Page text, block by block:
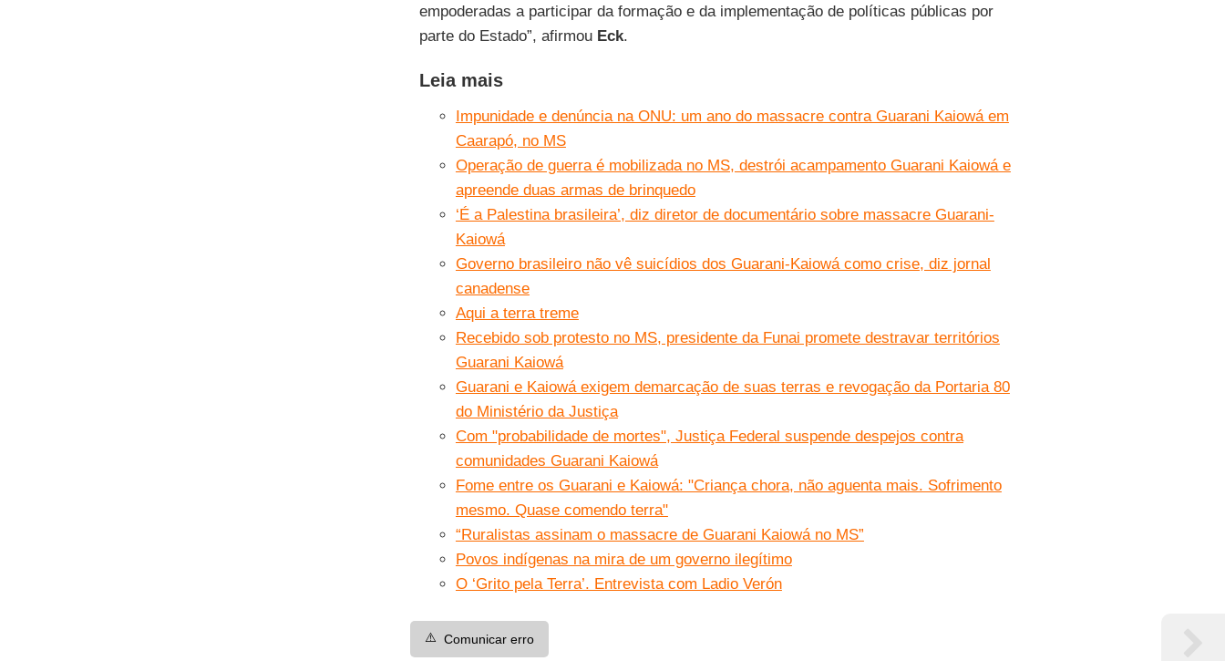
empoderadas a participar da formação e da implementação de políticas públicas por
parte do Estado”, afirmou Eck.
Leia mais
Impunidade e denúncia na ONU: um ano do massacre contra Guarani Kaiowá em
Caarapó, no MS
Operação de guerra é mobilizada no MS, destrói acampamento Guarani Kaiowá e
apreende duas armas de brinquedo
‘É a Palestina brasileira’, diz diretor de documentário sobre massacre Guarani-
Kaiowá
Governo brasileiro não vê suicídios dos Guarani-Kaiowá como crise, diz jornal
canadense
Aqui a terra treme
Recebido sob protesto no MS, presidente da Funai promete destravar territórios
Guarani Kaiowá
Guarani e Kaiowá exigem demarcação de suas terras e revogação da Portaria 80
do Ministério da Justiça
Com "probabilidade de mortes", Justiça Federal suspende despejos contra
comunidades Guarani Kaiowá
Fome entre os Guarani e Kaiowá: "Criança chora, não aguenta mais. Sofrimento
mesmo. Quase comendo terra"
“Ruralistas assinam o massacre de Guarani Kaiowá no MS”
Povos indígenas na mira de um governo ilegítimo
O ‘Grito pela Terra’. Entrevista com Ladio Verón
⚠️ Comunicar erro